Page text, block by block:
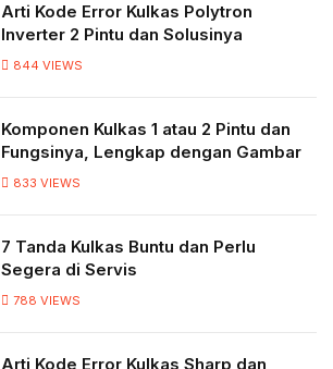
Arti Kode Error Kulkas Polytron
Inverter 2 Pintu dan Solusinya
844 VIEWS
Komponen Kulkas 1 atau 2 Pintu dan
Fungsinya, Lengkap dengan Gambar
833 VIEWS
7 Tanda Kulkas Buntu dan Perlu
Segera di Servis
788 VIEWS
Arti Kode Error Kulkas Sharp dan